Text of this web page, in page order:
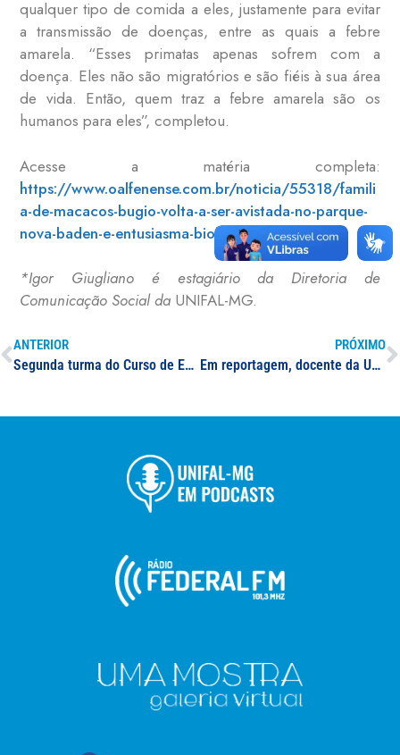
qualquer tipo de comida a eles, justamente para evitar
a transmissão de doenças, entre as quais a febre
amarela. “Esses primatas apenas sofrem com a
doença. Eles não são migratórios e são fiéis à sua área
de vida. Então, quem traz a febre amarela são os
humanos para eles”, completou.
Acesse a matéria completa:
https://www.oalfenense.com.br/noticia/55318/famili
a-de-macacos-bugio-volta-a-ser-avistada-no-parque-
nova-baden-e-entusiasma-biologos
*Igor Giugliano é estagiário da Diretoria de
Comunicação Social da UNIFAL-MG.
ANTERIOR
Segunda turma do Curso de Especialização em Engenharia Mineral da UNIFAL-MG realiza cerimônia simbólica de conclusão; solenidade conta com participação dos coordenadores, professores e familiares dos estudantes
PRÓXIMO
Em reportagem, docente da UNIFAL-MG comenta políticas diante do aumento de furtos em cidades no sul de Minas